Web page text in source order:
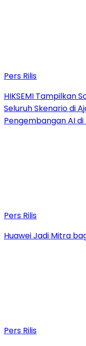
Pers Rilis
HIKSEMI Tampilkan
Seluruh Skenario di
Pengembangan AI
Pers Rilis
Huawei Jadi Mitra
Pers Rilis